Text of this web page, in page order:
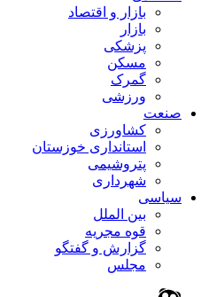
بازار و اقتصاد
بازار
پزشکی
مسکن
گمرک
ورزشی
صنعت
کشاورزی
استانداری خوزستان
پتروشیمی
شهرداری
سیاسی
بین الملل
قوه مجریه
گزارش و گفتگو
مجلس